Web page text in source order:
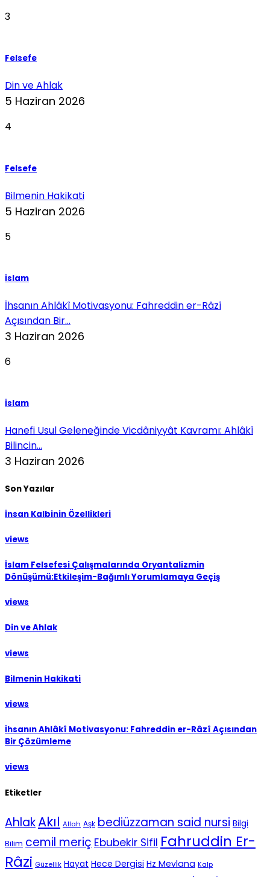
3
Felsefe
Din ve Ahlak
5 Haziran 2026
4
Felsefe
Bilmenin Hakikati
5 Haziran 2026
5
İslam
İhsanın Ahlâkî Motivasyonu: Fahreddin er-Râzî
Açısından Bir...
3 Haziran 2026
6
İslam
Hanefi Usul Geleneğinde Vicdâniyyât Kavramı: Ahlâkî
Bilincin...
3 Haziran 2026
Son Yazılar
İnsan Kalbinin Özellikleri
views
İslam Felsefesi Çalışmalarında Oryantalizmin
Dönüşümü:Etkileşim-Bağımlı Yorumlamaya Geçiş
views
Din ve Ahlak
views
Bilmenin Hakikati
views
İhsanın Ahlâkî Motivasyonu: Fahreddin er-Râzî Açısından
Bir Çözümleme
views
Etiketler
AhlakAkıl Allah Aşk bediüzzaman said nursi Bilgi
Bilim cemil meriç Ebubekir Sifil Fahruddin Er-
Râzi Güzellik Hayat Hece Dergisi Hz Mevlana Kalp